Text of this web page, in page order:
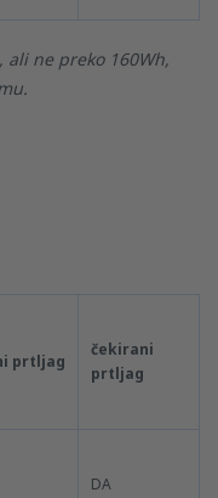
ali ne preko 160Wh,
prtljag
čekirani
prtljag
DA